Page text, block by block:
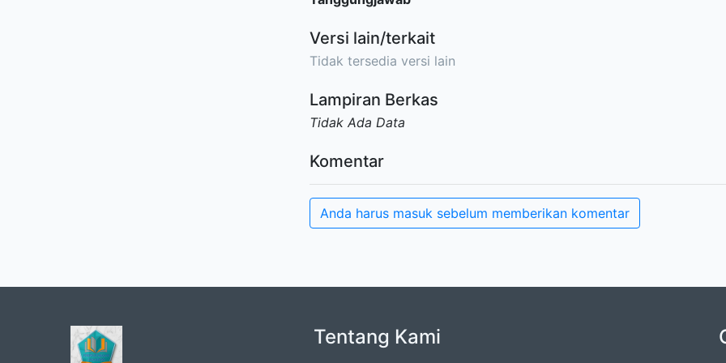
Versi lain/terkait
Tidak tersedia versi lain
Lampiran Berkas
Tidak Ada Data
Komentar
Anda harus masuk sebelum memberikan komentar
Tentang Kami